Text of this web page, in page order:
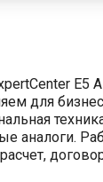
E5
для
аналоги.